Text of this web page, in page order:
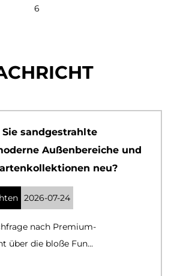
6
sandgestrahlte
Außenbereiche und
neu?
2026-07-24
nach Premium-
über die bloße Fun...